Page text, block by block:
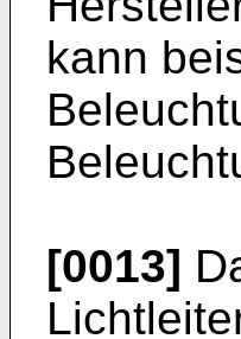
kann
[0013]